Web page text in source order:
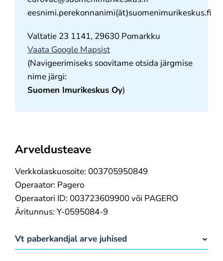
eesnimi.perekonnanimi(ät)suomenimurikeskus.fi
Valtatie 23 1141, 29630 Pomarkku
Vaata Google Mapsist
(Navigeerimiseks soovitame otsida järgmise
nime järgi:
Suomen Imurikeskus Oy)
Arveldusteave
Verkkolaskuosoite: 003705950849
Operaator: Pagero
Operaatori ID: 003723609900 või PAGERO
Äritunnus: Y-0595084-9
Vt paberkandjal arve juhised